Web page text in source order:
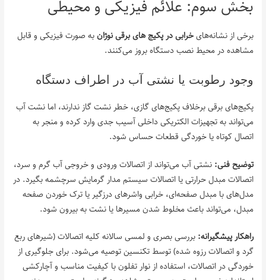
بخش سوم: علائم فیزیکی و محیطی
برخی از نشانه‌هایخرابی در پکیج‌ های برقی نوژانبه صورت فیزیکی و قابل
مشاهده در محیط نصب دستگاه بروز می‌کنند.
وجود رطوبت یا نشتی آب در اطراف دستگاه
پکیج‌های برقی برخلاف پکیج‌های گازی، خطر نشت گاز ندارند، اما نشت آب
می‌تواند به تجهیزات الکتریکی داخلی آسیب جدی وارد کرده و منجر به
اتصال کوتاه یا خوردگی قطعات حساس شود.
توضیح فنی: نشتی آب می‌تواند از اتصالات ورودی و خروجی آب گرم و سرد،
اتصالات مبدل حرارتی یا اتصالات سیستم مدار گرمایش سرچشمه بگیرد. در
مدل‌های با مبدل صفحه‌ای، خرابی واشرهای درزگیر یا ترک خوردن صفحه
مبدل، می‌تواند باعث مخلوط شدن مسیرها یا نشت به بیرون شود.
راهکار پیشگیرانه: بررسی بصری و لمسی سالانه کلیه اتصالات (شیرهای ربع
گرد و اتصالات رزوه شده) توسط تکنسین توصیه می‌شود. برای جلوگیری از
خوردگی در اتصالات، استفاده از نوار تفلون با کیفیت مناسب و آچارکشی